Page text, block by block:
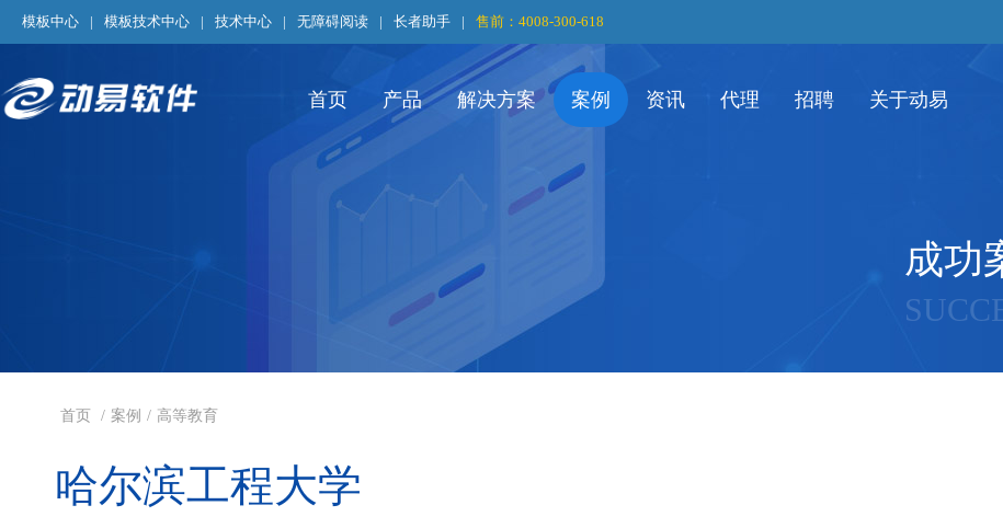
模板中心 | 模板技术中心 | 技术中心 | 无障碍阅读 | 长者助手 | 售前：4008-300-618
首页 产品 解决方案 案例 资讯 代理 招聘 关于动易
成功
首页 / 案例 / 高等教育
哈尔滨工程大学